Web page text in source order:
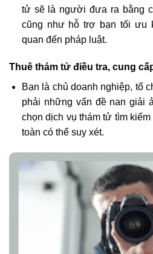
tử sẽ là người đưa ra bằng
cũng như hỗ trợ bạn tối ưu
quan đến pháp luật.
Thuê thám tử điều tra, cung
Bạn là chủ doanh nghiệp, tổ
phải những vấn đề nan giải
chọn dịch vụ thám tử tìm
toàn có thể suy xét.